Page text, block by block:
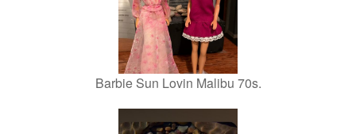
Barbie Sun Lovin Malibu 70s.